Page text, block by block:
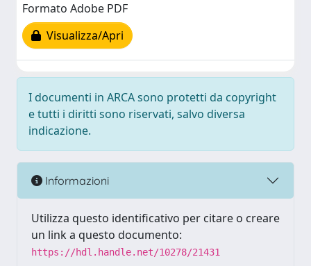
Formato Adobe PDF
Visualizza/Apri
I documenti in ARCA sono protetti da copyright
e tutti i diritti sono riservati, salvo diversa
indicazione.
Informazioni
Utilizza questo identificativo per citare o creare
un link a questo documento:
https://hdl.handle.net/10278/21431